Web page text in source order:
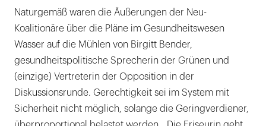
Naturgemäß waren die Äußerungen der Neu-
Koalitionäre über die Pläne im Gesundheitswesen
Wasser auf die Mühlen von Birgitt Bender,
gesundheitspolitische Sprecherin der Grünen und
(einzige) Vertreterin der Opposition in der
Diskussionsrunde. Gerechtigkeit sei im System mit
Sicherheit nicht möglich, solange die Geringverdiener,